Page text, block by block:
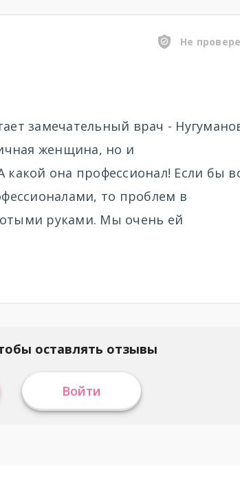
Не
замечательный врач -
женщина, но и
она профессионал! Если бы
то проблем в
руками. Мы очень ей
оставлять отзывы
Войти